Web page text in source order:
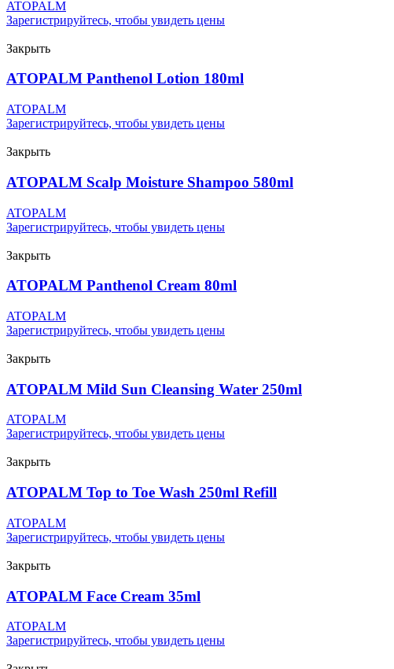
ATOPALM
Зарегистрируйтесь, чтобы увидеть цены
Закрыть
ATOPALM Panthenol Lotion 180ml
ATOPALM
Зарегистрируйтесь, чтобы увидеть цены
Закрыть
ATOPALM Scalp Moisture Shampoo 580ml
ATOPALM
Зарегистрируйтесь, чтобы увидеть цены
Закрыть
ATOPALM Panthenol Cream 80ml
ATOPALM
Зарегистрируйтесь, чтобы увидеть цены
Закрыть
ATOPALM Mild Sun Cleansing Water 250ml
ATOPALM
Зарегистрируйтесь, чтобы увидеть цены
Закрыть
ATOPALM Top to Toe Wash 250ml Refill
ATOPALM
Зарегистрируйтесь, чтобы увидеть цены
Закрыть
ATOPALM Face Cream 35ml
ATOPALM
Зарегистрируйтесь, чтобы увидеть цены